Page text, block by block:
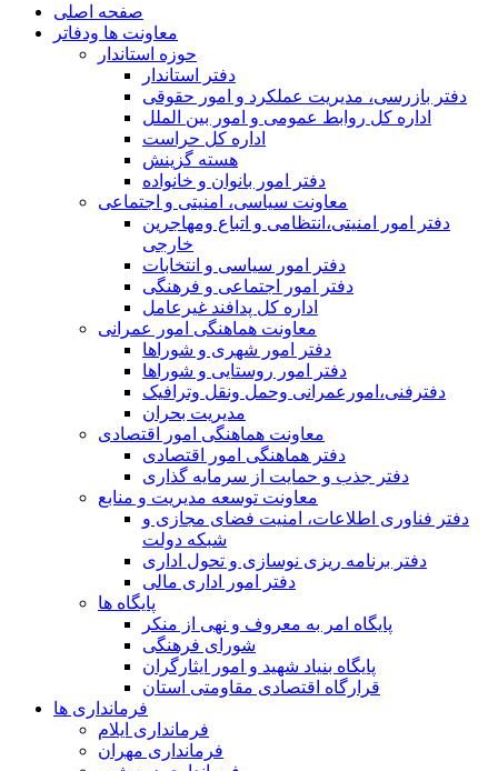
صفحه اصلی
معاونت ها ودفاتر
حوزه استاندار
دفتر استاندار
دفتر بازرسی، مدیریت عملکرد و امور حقوقی
اداره کل روابط عمومی و امور بین الملل
اداره کل حراست
هسته گزینش
دفتر امور بانوان و خانواده
معاونت سیاسی، امنیتی و اجتماعی
دفتر امور امنيتی،انتظامی و اتباع ومهاجرین
خارجی
دفتر امور سیاسی و انتخابات
دفتر امور اجتماعی و فرهنگی
اداره کل پدافند غیرعامل
معاونت هماهنگی امور عمرانی
دفتر امور شهری و شوراها
دفتر امور روستایی و شوراها
دفترفنی،امورعمرانی وحمل ونقل وترافيک
مدیریت بحران
معاونت هماهنگی امور اقتصادی
دفتر هماهنگی امور اقتصادی
دفتر جذب و حمایت از سرمایه گذاری
معاونت توسعه مدیریت و منابع
دفتر فناوری اطلاعات، امنیت فضای مجازی و
شبکه دولت
دفتر برنامه ریزی نوسازی و تحول اداری
دفتر امور اداری مالی
پایگاه ها
پایگاه امر به معروف و نهی از منکر
شورای فرهنگی
پایگاه بنیاد شهید و امور ایثارگران
قرارگاه اقتصادی مقاومتی استان
فرمانداری ها
فرمانداری ایلام
فرمانداری مهران